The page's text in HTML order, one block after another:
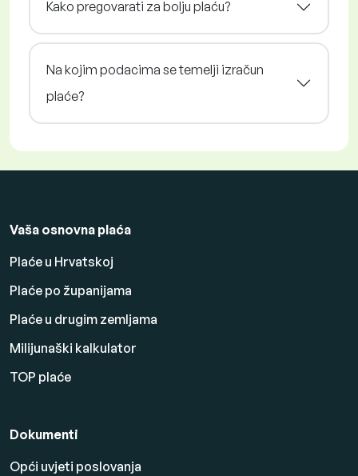
Kako pregovarati za bolju plaću?
Na kojim podacima se temelji izračun
plaće?
Vaša osnovna plaća
Plaće u Hrvatskoj
Plaće po županijama
Plaće u drugim zemljama
Milijunaški kalkulator
TOP plaće
Dokumenti
Opći uvjeti poslovanja